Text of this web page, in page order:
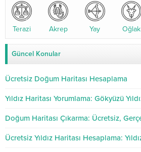
Terazi Akrep Yay Oğlak
Güncel Konular
Ücretsiz Doğum Haritası Hesaplama
Yıldız Haritası Yorumlama: Gökyüzü
Doğum Haritası Çıkarma: Ücretsiz,
Ücretsiz Yıldız Haritası Hesaplama: